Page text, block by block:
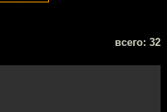
всего: 32